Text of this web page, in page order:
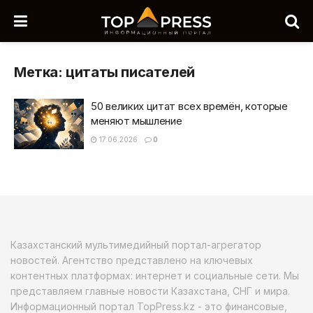
Метка: цитаты писателей
50 великих цитат всех времён, которые
меняют мышление
17.06.2026 0
Казахстанский мультимедийный портал-агрегатор
новостей. Агентство представлено на ключевых
контентных платформах: интернет и социальные сети. Мы
представляем главные новости Казахстана, СНГ и мира.
Информационный портал TopPress.kz - это финансовые,